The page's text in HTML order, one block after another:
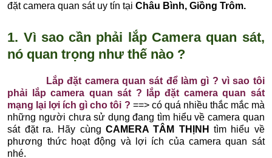
đặt camera quan sát uy tín tạiChâu Bình,Giồng Trôm.
1. Vì sao cần phải lắp Camera quan sát,
nó quan trọng như thế nào ?
Lắp đặt camera quan sát để làm gì ? vì sao tôi
phải lắp camera quan sát ?
lắp đặt camera quan sát
mạng lại lợi ích gì cho tôi ? ==> có quá nhiều thắc mắc mà
những người chưa sử dụng đang tìm hiểu về camera quan
sát đặt ra. Hãy cùng CAMERA TÂM THỊNH tìm hiểu về
phương thức hoạt động và lợi ích của camera quan sát
nhé.